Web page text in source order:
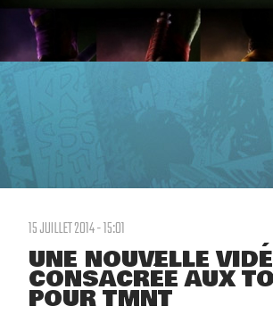
15 JUILLET 2014 - 15:01
UNE NOUVELLE
CONSACRÉE AUX
POUR TMNT